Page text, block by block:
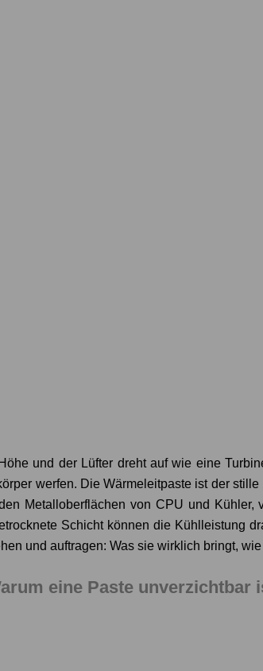
und der Lüfter dreht auf wie eine
werfen. Die Wärmeleitpaste ist der
Metalloberflächen von CPU und
Schicht können die Kühlleistung
und auftragen: Was sie wirklich bringt,
eine Paste unverzichtbar